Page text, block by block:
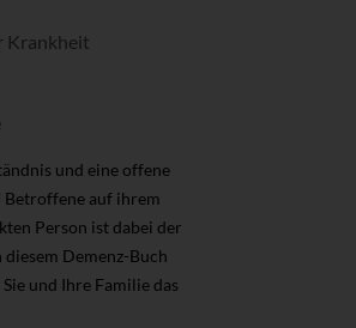
Krankheit
und eine offene
Betroffene auf ihrem
Person ist dabei der
Demenz-Buch
und Ihre Familie das